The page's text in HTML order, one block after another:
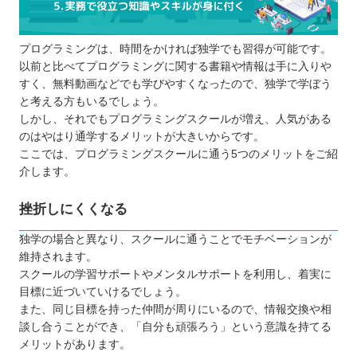
プログラミングは、時間をかければ独学でも習得が可能です。
以前と比べてプログラミングに関する書籍や情報は手に入りや
すく、無料動画などでも学びやすくなったので、独学で学ぼう
と考える方もいるでしょう。
しかし、それでもプログラミングスクールが増え、人気がある
のはやはり通学するメリットが大きいからです。
ここでは、プログラミングスクールに通う5つのメリットをご紹
介します。
挫折しにくくなる
独学の場合と異なり、スクールに通うことでモチベーションが
維持されます。
スクールの学習サポートやメンタルサポートを利用し、着実に
目標に近づいていけるでしょう。
また、同じ目標を持った仲間が周りにいるので、情報交換や相
談し合うことができ、「自分も頑張ろう」という意識を持てる
メリットがあります。